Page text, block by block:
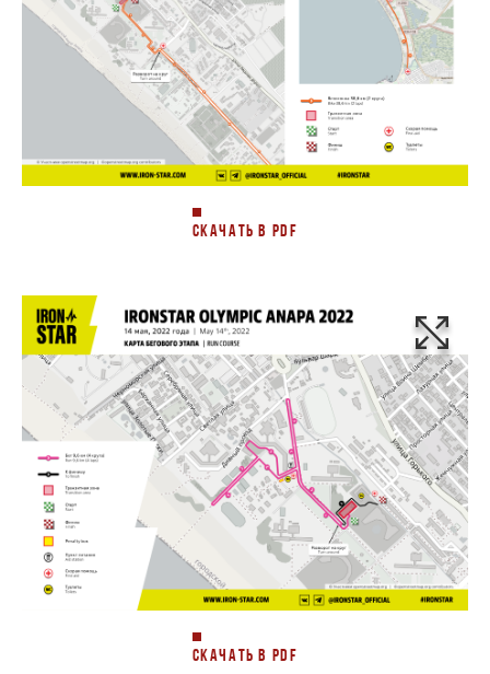
СКАЧАТЬ В PDF
СКАЧАТЬ В PDF